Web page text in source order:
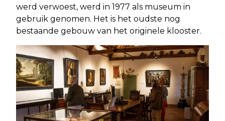
werd verwoest, werd in 1977 als museum in
gebruik genomen. Het is het oudste nog
bestaande gebouw van het originele klooster.